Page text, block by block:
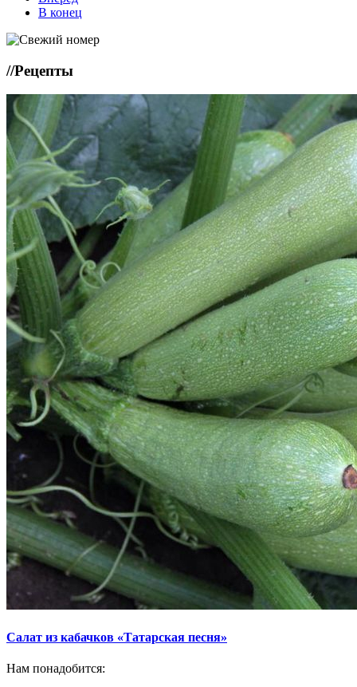
В конец
//Рецепты
Салат из кабачков «Татарская песня»
Нам понадобится: